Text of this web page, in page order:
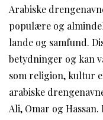
Arabiske
populære og
lande og samfund.
betydninger og kan
som religion, kultur
arabiske
Ali, Omar og